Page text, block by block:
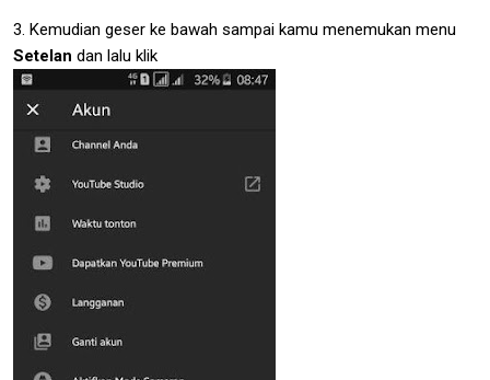
3. Kemudian geser ke bawah sampai kamu menemukan menu
Setelan dan lalu klik